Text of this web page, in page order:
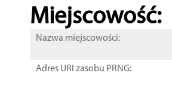
Miejscowość:
Nazwa miejscowości:
Adres URI zasobu PRNG: